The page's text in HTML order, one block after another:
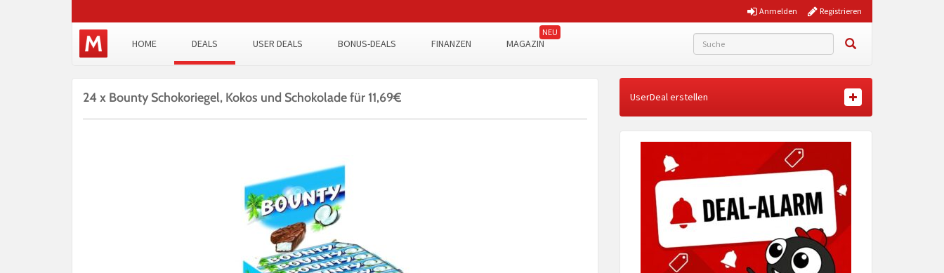
Registrieren
Anmelden
HOME DEALS USER DEALS BONUS-DEALS FINANZEN MAGAZIN
24 x Bounty Schokoriegel, Kokos und Schokolade für 11,69€ UserDeal erstellen